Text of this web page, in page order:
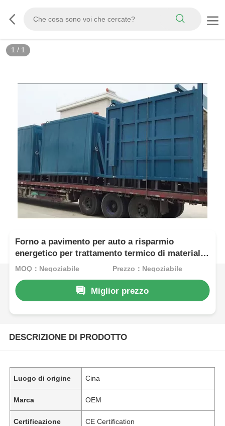
1 / 1
Forno a pavimento per auto a risparmio
energetico per trattamento termico di materiali
metallici stabile
MOQ：Negoziabile Prezzo：Negoziabile
Miglior prezzo
DESCRIZIONE DI PRODOTTO
Luogo di origine Cina
Marca OEM
Certificazione CE Certification